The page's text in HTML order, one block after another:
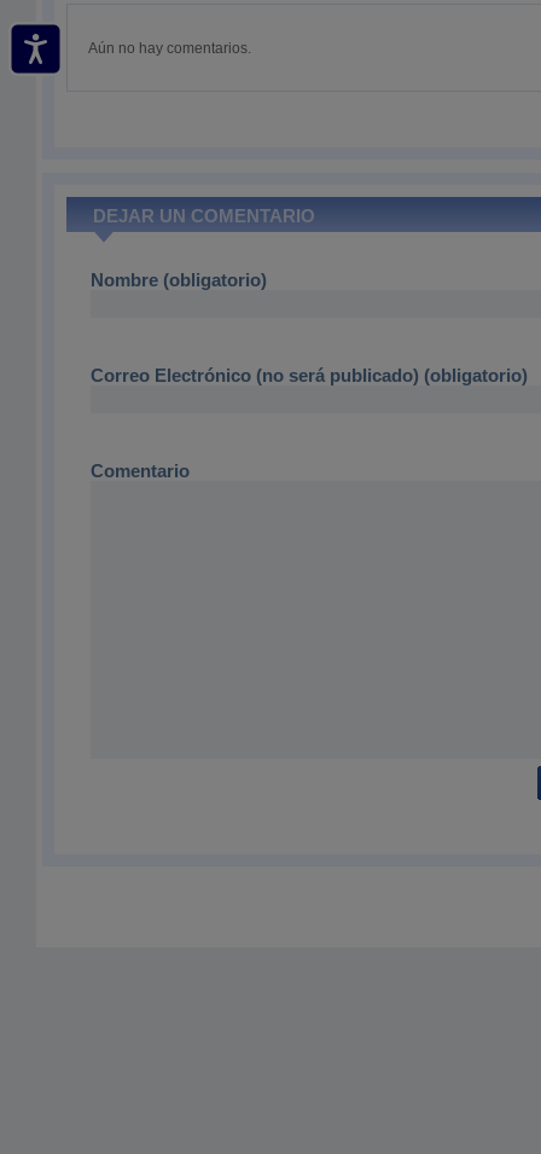
Aún no hay comentarios.
DEJAR UN COMENTARIO
Nombre (obligatorio)
Correo Electrónico (no será publicado) (obligatorio)
Comentario